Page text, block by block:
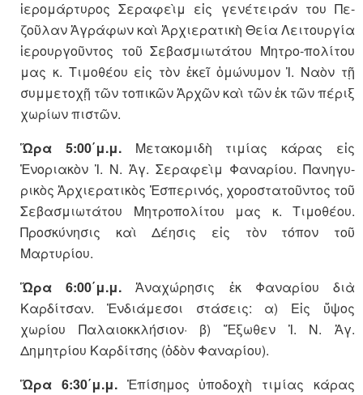
ἱερομάρτυρος Σεραφεὶμ εἰς γενέτειράν του Πε-
ζοῦλαν Ἀγράφων καὶ Ἀρχιερατικὴ Θεία Λειτουργία
ἱερουργοῦντος τοῦ Σεβασμιωτάτου Μητρο-πολίτου
μας κ. Τιμοθέου εἰς τὸν ἐκεῖ ὁμώνυμον Ἱ. Ναὸν τῇ
συμμετοχῇ τῶν τοπικῶν Ἀρχῶν καὶ τῶν ἐκ τῶν πέριξ
χωρίων πιστῶν.
Ὥρα 5:00΄μ.μ.Μετακομιδὴ τιμίας κάρας εἰς
Ἐνοριακὸν Ἱ. Ν. Ἁγ. Σεραφεὶμ Φαναρίου. Πανηγυ-
ρικὸς Ἀρχιερατικὸς Ἑσπερινός, χοροστατοῦντος τοῦ
Σεβασμιωτάτου Μητροπολίτου μας κ. Τιμοθέου.
Προσκύνησις καὶ Δέησις εἰς τὸν τόπον τοῦ
Μαρτυρίου.
Ὥρα 6:00΄μ.μ. Ἀναχώρησις ἐκ Φαναρίου διὰ
Καρδίτσαν. Ἐνδιάμεσοι στάσεις: α) Εἰς ὕψος
χωρίου Παλαιοκκλήσιον· β) Ἔξωθεν Ἱ. Ν. Ἁγ.
Δημητρίου Καρδίτσης (ὁδὸν Φαναρίου).
Ὥρα 6:30΄μ.μ.Ἐπίσημος ὑποδοχὴ τιμίας κάρας